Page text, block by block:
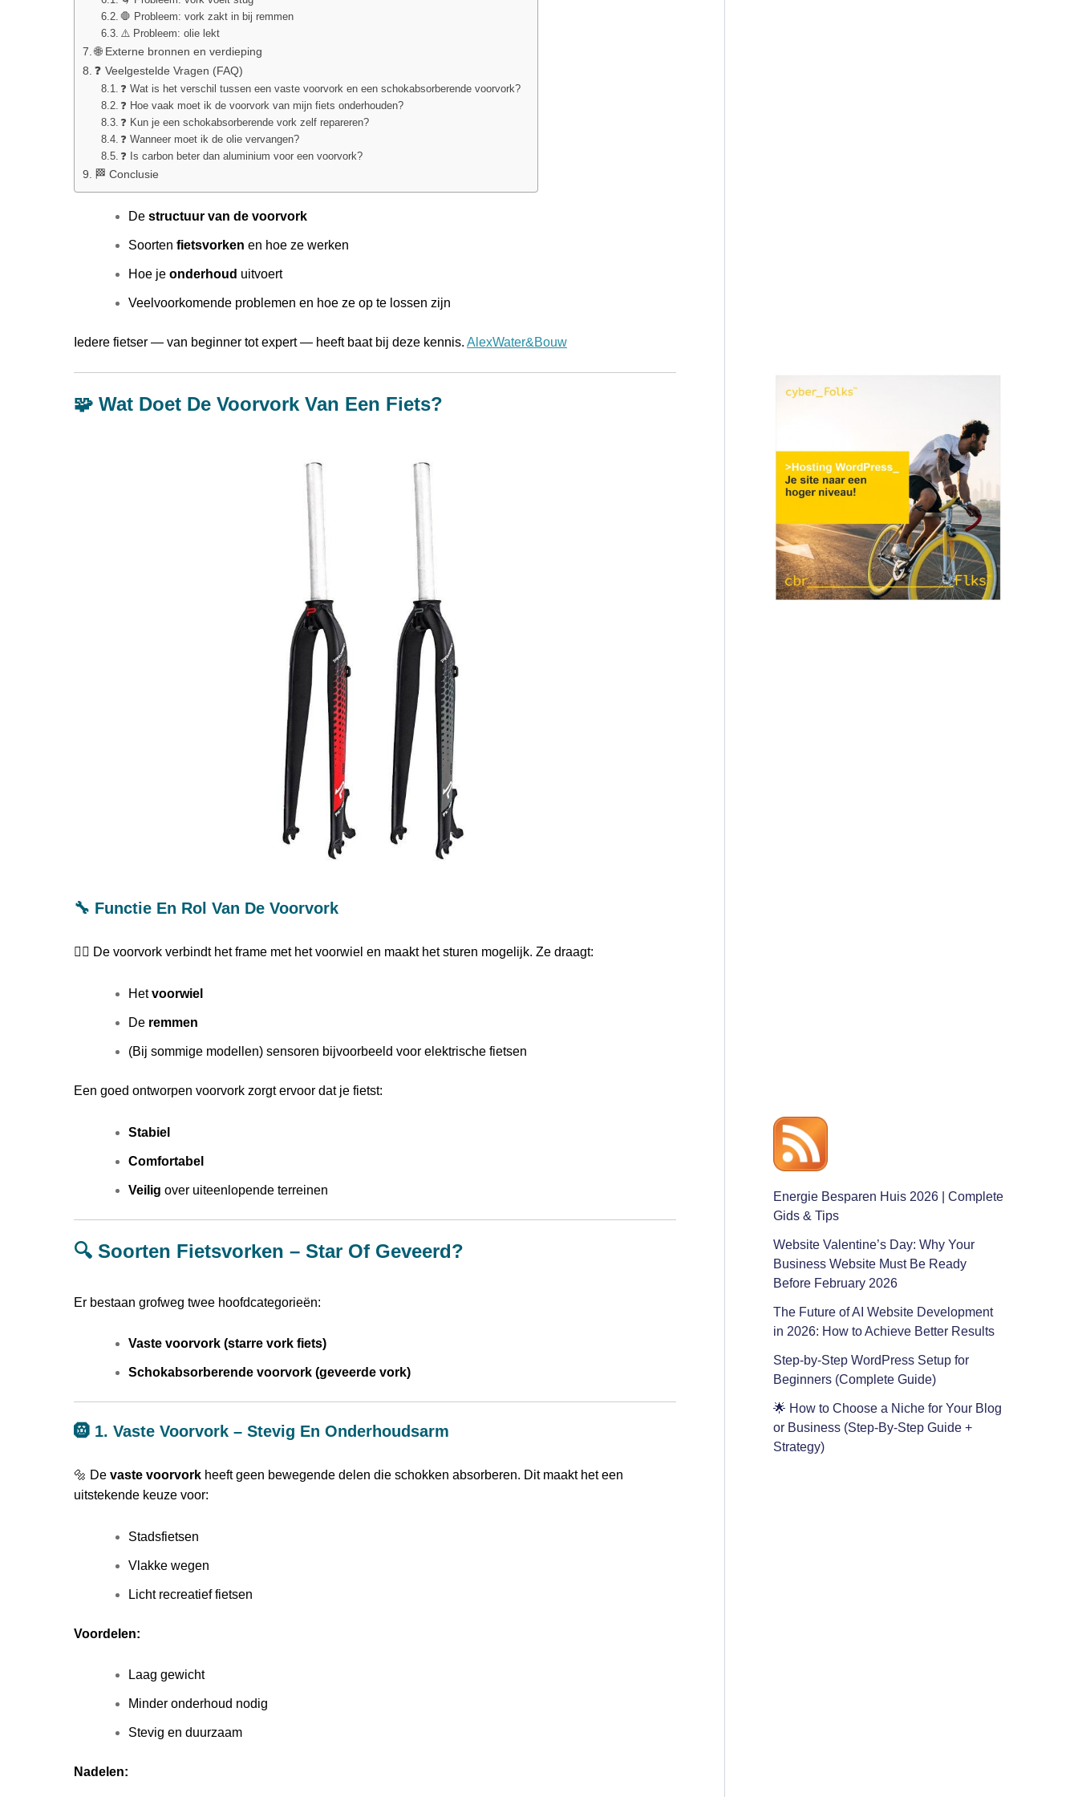
🛑 Probleem: vork zakt in bij remmen
⚠️ Probleem: olie lekt
🌐 Externe bronnen en verdieping
❓ Veelgestelde Vragen (FAQ)
❓ Wat is het verschil tussen een vaste voorvork en een schokabsorberende voorvork?
❓ Hoe vaak moet ik de voorvork van mijn fiets onderhouden?
❓ Kun je een schokabsorberende vork zelf repareren?
❓ Wanneer moet ik de olie vervangen?
❓ Is carbon beter dan aluminium voor een voorvork?
🏁 Conclusie
De structuur van de voorvork
Soorten fietsvorken en hoe ze werken
Hoe je onderhoud uitvoert
Veelvoorkomende problemen en hoe ze op te lossen zijn
Iedere fietser — van beginner tot expert — heeft baat bij deze kennis. AlexWater&Bouw
🧩 Wat Doet De Voorvork Van Een Fiets?
🔧 Functie En Rol Van De Voorvork
🚴‍♂️ De voorvork verbindt het frame met het voorwiel en maakt het sturen mogelijk. Ze draagt:
Hetvoorwiel
De remmen
(Bij sommige modellen) sensoren bijvoorbeeld voor elektrische fietsen
Een goed ontworpen voorvork zorgt ervoor dat je fietst:
Stabiel
Comfortabel
Veilig over uiteenlopende terreinen
🔍 Soorten Fietsvorken – Star Of Geveerd?
Er bestaan grofweg twee hoofdcategorieën:
Vaste voorvork (starre vork fiets)
Schokabsorberende voorvork (geveerde vork)
🛞 1. Vaste Voorvork – Stevig En Onderhoudsarm
🔩 De vaste voorvork heeft geen bewegende delen die schokken absorberen. Dit maakt het een
uitstekende keuze voor:
Stadsfietsen
Vlakke wegen
Licht recreatief fietsen
Voordelen:
Laag gewicht
Minder onderhoud nodig
Stevig en duurzaam
Nadelen:
Energie Besparen Huis 2026 | Complete
Gids & Tips
Website Valentine’s Day: Why Your
Business Website Must Be Ready
Before February 2026
The Future of AI Website Development
in 2026: How to Achieve Better Results
Step-by-Step WordPress Setup for
Beginners (Complete Guide)
🌟 How to Choose a Niche for Your Blog
or Business (Step-By-Step Guide +
Strategy)